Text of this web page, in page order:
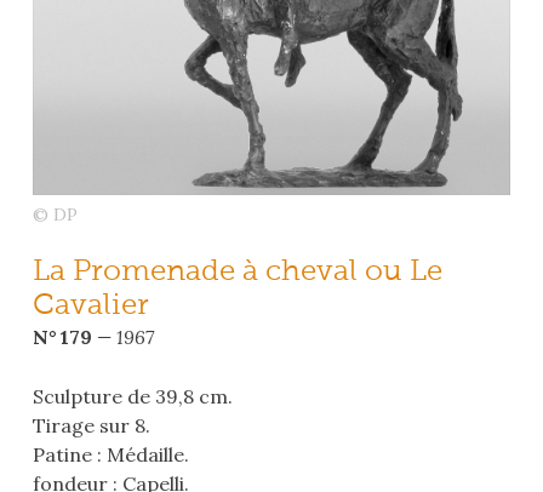
© DP
La Promenade à cheval ou Le
Cavalier
N° 179 — 1967
Sculpture de 39,8 cm.
Tirage sur 8.
Patine : Médaille.
fondeur : Capelli.